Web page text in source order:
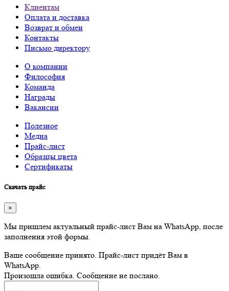
Клиентам
Оплата и доставка
Возврат и обмен
Контакты
Письмо директору
О компании
Философия
Команда
Награды
Вакансии
Полезное
Медиа
Прайс-лист
Образцы цвета
Сертификаты
Скачать прайс
×
Мы пришлем актуальный прайс-лист Вам на WhatsApp, после
заполнения этой формы.
Ваше сообщение принято. Прайс-лист придёт Вам в
WhatsApp.
Произошла ошибка. Сообщение не послано.